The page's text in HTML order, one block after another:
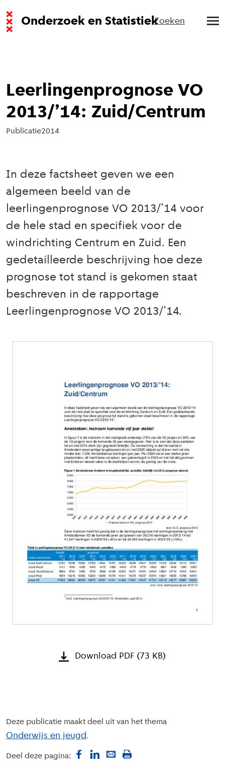
Onderzoek en StatistiekZoeken
Leerlingenprognose VO
2013/’14: Zuid/Centrum
Publicatie2014
In deze factsheet geven we een
algemeen beeld van de
leerlingenprognose VO 2013/’14 voor
de hele stad en specifiek voor de
windrichting Centrum en Zuid. Een
gedetailleerde beschrijving hoe deze
prognose tot stand is gekomen staat
beschreven in de rapportage
Leerlingenprognose VO 2013/’14.
Download PDF (73 KB)
Deze publicatie maakt deel uit van het thema
Onderwijs en jeugd
Deel deze pagina: